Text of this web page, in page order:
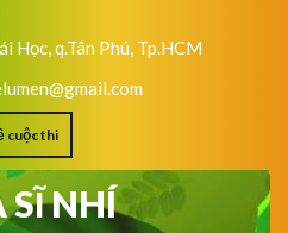
Học, q.Tân Phú, Tp.HCM
cuộc thi
SĨ NHÍ